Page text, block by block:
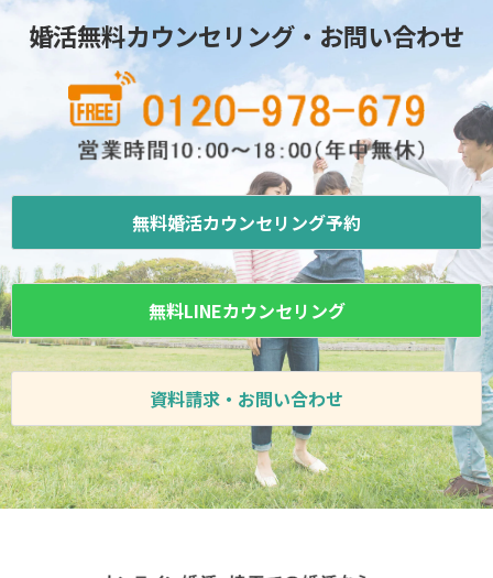
婚活無料カウンセリング・お問い合わせ
無料婚活カウンセリング予約
無料LINEカウンセリング
資料請求・お問い合わせ